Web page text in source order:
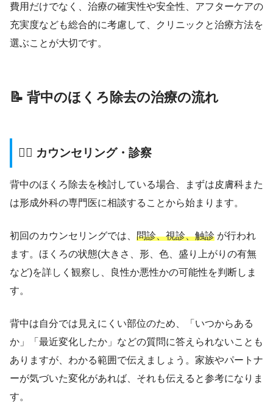
費用だけでなく、治療の確実性や安全性、アフターケアの
充実度なども総合的に考慮して、クリニックと治療方法を
選ぶことが大切です。
📝 背中のほくろ除去の治療の流れ
👨‍⚕️ カウンセリング・診察
背中のほくろ除去を検討している場合、まずは皮膚科また
は形成外科の専門医に相談することから始まります。
初回のカウンセリングでは、 問診、視診、触診 が行われ
ます。ほくろの状態(大きさ、形、色、盛り上がりの有無
など)を詳しく観察し、良性か悪性かの可能性を判断しま
す。
背中は自分では見えにくい部位のため、「いつからある
か」「最近変化したか」などの質問に答えられないことも
ありますが、わかる範囲で伝えましょう。家族やパートナ
ーが気づいた変化があれば、それも伝えると参考になりま
す。